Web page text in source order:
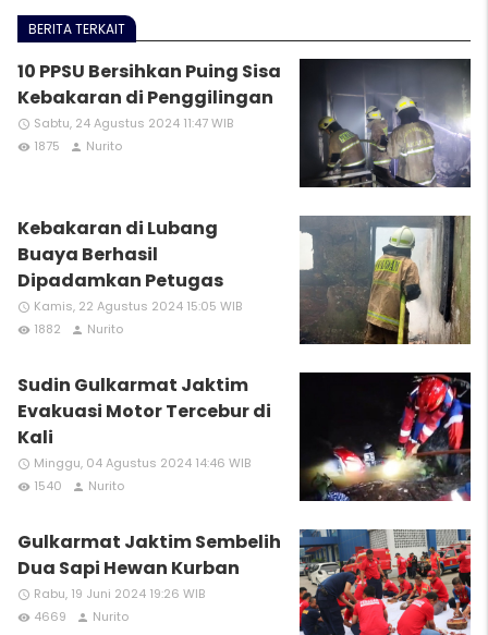
BERITA TERKAIT
10 PPSU Bersihkan Puing Sisa
Kebakaran di Penggilingan
access_time Sabtu, 24 Agustus 2024 11:47 WIB
remove_red_eye 1875 person Nurito
Kebakaran di Lubang
Buaya Berhasil
Dipadamkan Petugas
access_time Kamis, 22 Agustus 2024 15:05 WIB
remove_red_eye 1882 person Nurito
Sudin Gulkarmat Jaktim
Evakuasi Motor Tercebur di
Kali
access_time Minggu, 04 Agustus 2024 14:46 WIB
remove_red_eye 1540 person Nurito
Gulkarmat Jaktim Sembelih
Dua Sapi Hewan Kurban
access_time Rabu, 19 Juni 2024 19:26 WIB
remove_red_eye 4669 person Nurito